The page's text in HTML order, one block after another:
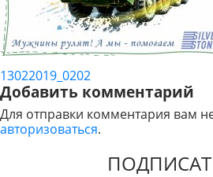
НАВИГАЦИЯ
ПО
ЗАПИСЯМ
13022019_0202
Добавить комментарий
Для отправки комментария вам
авторизоваться.